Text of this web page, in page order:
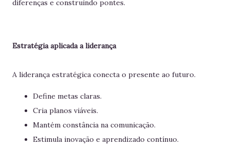
diferenças e construindo pontes.
Estratégia aplicada a liderança
A liderança estratégica conecta o presente ao futuro.
Define metas claras.
Cria planos viáveis.
Mantém constância na comunicação.
Estimula inovação e aprendizado contínuo.